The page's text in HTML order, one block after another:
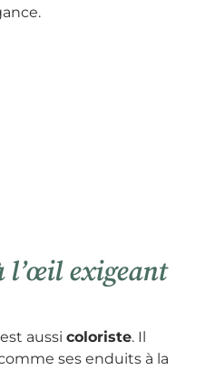
l’œil exigeant
aussi coloriste. Il
ses enduits à la